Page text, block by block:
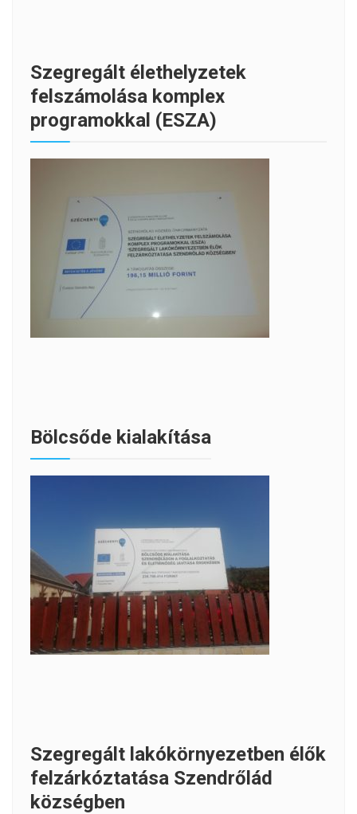
Szegregált élethelyzetek
felszámolása komplex
programokkal (ESZA)
Bölcsőde kialakítása
Szegregált lakókörnyezetben élők
felzárkóztatása Szendrőlád
községben